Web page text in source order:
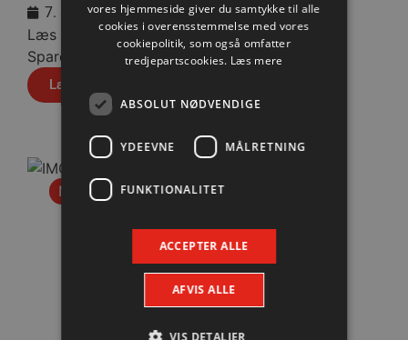
7. august 2026
Læs praktisk info til eftermiddagens kamp i
Sparekassen Danmark Arena.
Læs mere
Nyhed
vores hjemmeside giver du samtykke til alle
cookies i overensstemmelse med vores
cookiepolitik, som også omfatter
tredjepartscookies. Læs mere
ABSOLUT NØDVENDIGE
YDEEVNE MÅLRETNING
FUNKTIONALITET
ACCEPTER ALLE
AFVIS ALLE
VIS DETALJER